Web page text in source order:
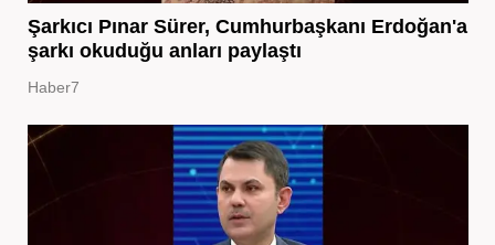
Şarkıcı Pınar Sürer, Cumhurbaşkanı Erdoğan'a
şarkı okuduğu anları paylaştı
Haber7